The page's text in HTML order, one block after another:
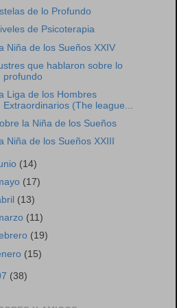
de lo Profundo
de Psicoterapia
Niña de los Sueños XXIV
que hablaron sobre lo
profundo
Liga de los Hombres
Extraordinarios (The league...
la Niña de los Sueños
Niña de los Sueños XXIII
(14)
(17)
(13)
(11)
(19)
(15)
(38)